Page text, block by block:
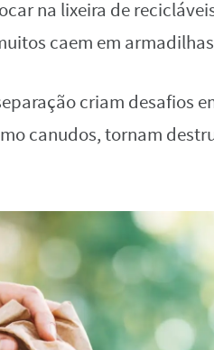
na lixeira de
caem em
criam desafios
canudos, tornam